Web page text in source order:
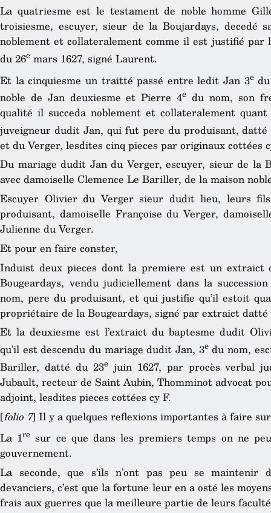
La quatriesme est le testament de noble homme
troisiesme, escuyer, sieur de la Boujardays, decedé
noblement et collateralement comme il est justifié par
du 26e mars 1627, signé Laurent.
Et la cinquiesme un traitté passé entre ledit Jan 3edu
noble de Jan deuxiesme et Pierre 4e du nom, son
qualité il succeda noblement et collateralement
juveigneur dudit Jan, qui fut pere du produisant, datté
et du Verger, lesdites cinq pieces par originaux cottées
Du mariage dudit Jan du Verger, escuyer, sieur de la
avec damoiselle Clemence Le Bariller, de la maison
Escuyer Olivier du Verger sieur dudit lieu, leurs
produisant, damoiselle Françoise du Verger,
Julienne du Verger.
Et pour en faire conster,
Induist deux pieces dont la premiere est un
Bougeardays, vendu judiciellement dans la
nom, pere du produisant, et qui justifie qu’il estoit
propriétaire de la Bougeardays, signé par extraict
Et la deuxiesme est l’extraict du baptesme dudit
qu’il est descendu du mariage dudit Jan, 3edu nom,
Bariller, datté du 23ejuin 1627, par procès verbal
Jubault, recteur de Saint Aubin, Thomminot advocat
adjoint, lesdites pieces cottées cy F.
[folio 7] Il y a quelques reflexions importantes à faire
La 1re sur ce que dans les premiers temps on ne
gouvernement.
La seconde, que s’ils n’ont pas peu se maintenir
devanciers, c’est que la fortune leur en a osté les
frais aux guerres que la meilleure partie de leurs